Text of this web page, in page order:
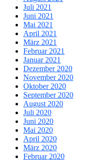
Juli 2021
Juni 2021
Mai 2021
April 2021
März 2021
Februar 2021
Januar 2021
Dezember 2020
November 2020
Oktober 2020
September 2020
August 2020
Juli 2020
Juni 2020
Mai 2020
April 2020
März 2020
Februar 2020